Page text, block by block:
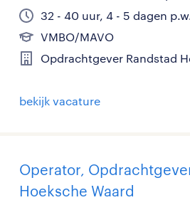
32 - 40 uur, 4 - 5 dagen
VMBO/MAVO
Opdrachtgever Randstad
bekijk vacature
Operator,
Hoeksche Waard